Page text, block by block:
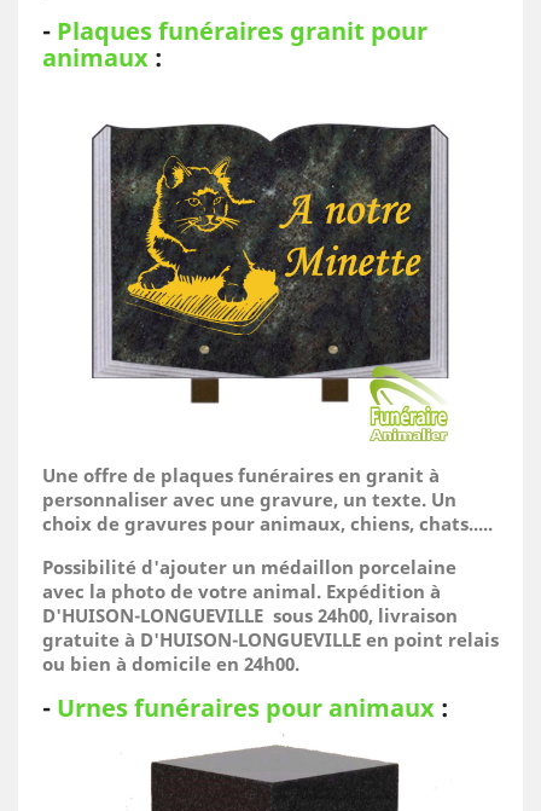
- Plaques funéraires granit pour
animaux :
Une offre de plaques funéraires en granit à
personnaliser avec une gravure, un texte. Un
choix de gravures pour animaux, chiens, chats.....
Possibilité d'ajouter un médaillon porcelaine
avec la photo de votre animal. Expédition à
D'HUISON-LONGUEVILLE sous 24h00, livraison
gratuite à D'HUISON-LONGUEVILLE en point relais
ou bien à domicile en 24h00.
- Urnes funéraires pour animaux :